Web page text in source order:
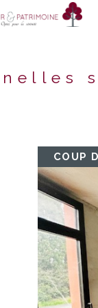
3annonces
COUP